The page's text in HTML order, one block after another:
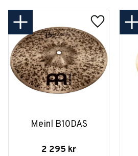
Meinl B10DAS
2 295 kr